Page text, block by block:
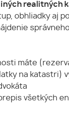
iných realitných
obhliadky aj
máte
na katastri)
všetkých